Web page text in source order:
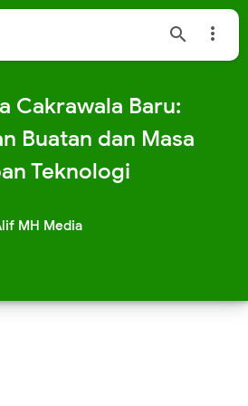
 
Cakrawala Baru:
Buatan dan Masa
Teknologi
MH Media